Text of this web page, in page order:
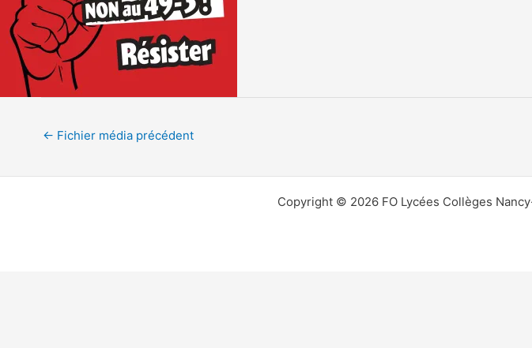
← Fichier média précédent
Copyright © 2026 FO Lycées Collèges